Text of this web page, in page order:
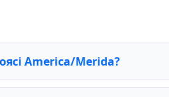
America/Merida?